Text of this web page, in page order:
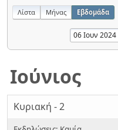
Λίστα Μήνας Εβδομάδα
Ιούνιος
Κυριακή - 2